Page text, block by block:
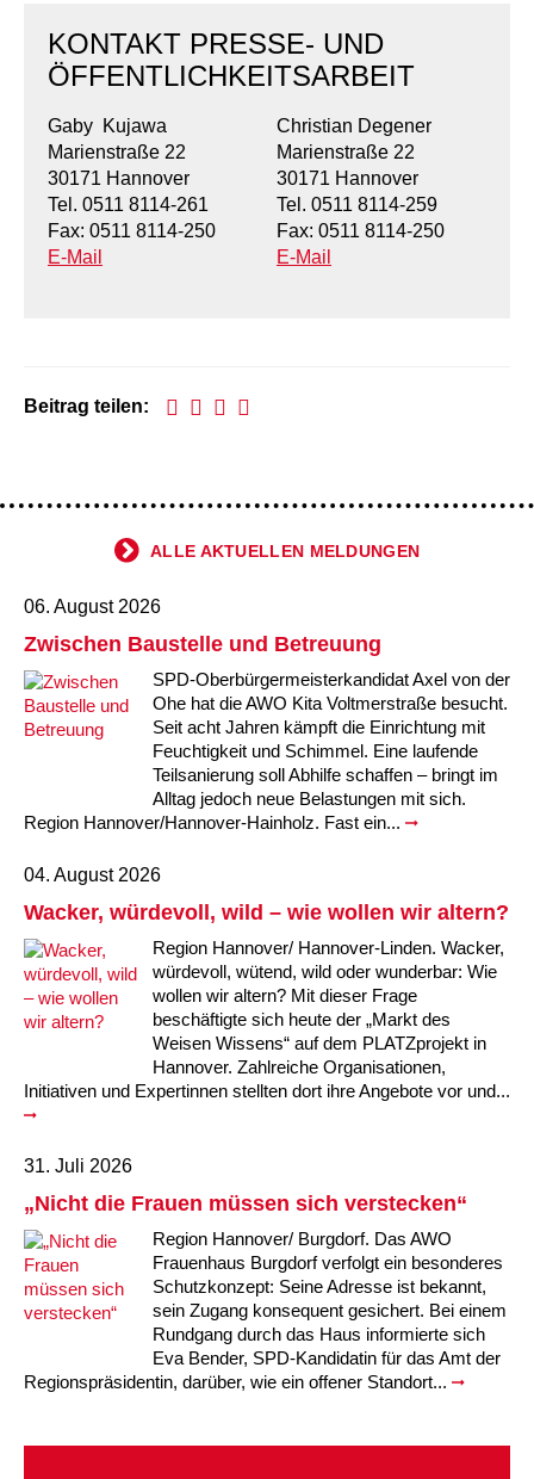
Kindertagesstätte Voltmerstraße
Kindertagesstätte Wiehbergstraße
Kindertagesstätte Pfarrlandplatz
Hör- und Sprachheilkindergarten Ratswiese
Kindertagesstätte Rosenbergstraße
Kindertagesstätte Schneiderberg
Kindertagesstätte Wiehbergstraße
KONTAKT PRESSE- UND
ÖFFENTLICHKEITSARBEIT
Gaby Kujawa
Marienstraße 22
30171 Hannover
Tel. 0511 8114-261
Fax: 0511 8114-250
E-Mail
Christian Degener
Marienstraße 22
30171 Hannover
Tel. 0511 8114-259
Fax: 0511 8114-250
E-Mail
Beitrag teilen:
ALLE AKTUELLEN MELDUNGEN
06. August 2026
Zwischen Baustelle und Betreuung
SPD-Oberbürgermeisterkandidat Axel von der
Ohe hat die AWO Kita Voltmerstraße besucht.
Seit acht Jahren kämpft die Einrichtung mit
Feuchtigkeit und Schimmel. Eine laufende
Teilsanierung soll Abhilfe schaffen – bringt im
Alltag jedoch neue Belastungen mit sich.
Region Hannover/Hannover-Hainholz. Fast ein...
04. August 2026
Wacker, würdevoll, wild – wie wollen wir altern?
Region Hannover/ Hannover-Linden. Wacker,
würdevoll, wütend, wild oder wunderbar: Wie
wollen wir altern? Mit dieser Frage
beschäftigte sich heute der „Markt des
Weisen Wissens“ auf dem PLATZprojekt in
Hannover. Zahlreiche Organisationen,
Initiativen und Expertinnen stellten dort ihre Angebote vor und...
31. Juli 2026
„Nicht die Frauen müssen sich verstecken“
Region Hannover/ Burgdorf. Das AWO
Frauenhaus Burgdorf verfolgt ein besonderes
Schutzkonzept: Seine Adresse ist bekannt,
sein Zugang konsequent gesichert. Bei einem
Rundgang durch das Haus informierte sich
Eva Bender, SPD-Kandidatin für das Amt der
Regionspräsidentin, darüber, wie ein offener Standort...